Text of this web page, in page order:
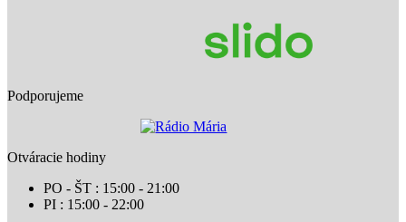
Podporujeme
Otváracie hodiny
PO - ŠT : 15:00 - 21:00
PI : 15:00 - 22:00